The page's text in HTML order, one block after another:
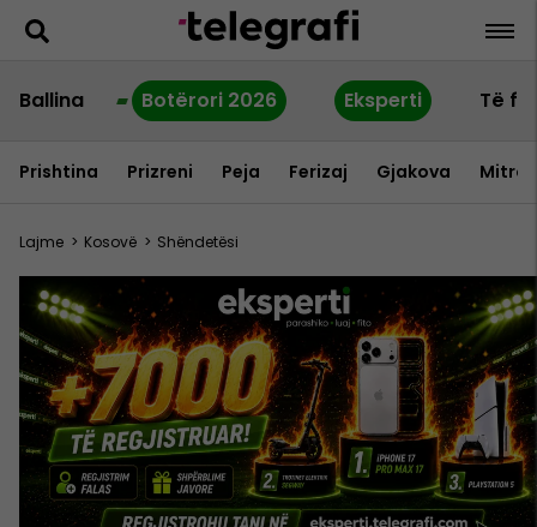
Ballina Botërori 2026 Eksperti Të
Prishtina Prizreni Peja Ferizaj Gjakova
Lajme > Kosovë > Shëndetësi